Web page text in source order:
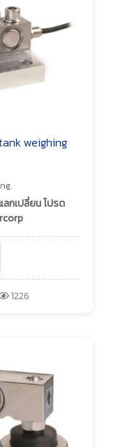
weighing
กเปลี่ยน โปรด
1226